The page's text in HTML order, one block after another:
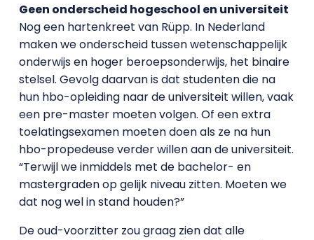
Geen onderscheid hogeschool en universiteit
Nog een hartenkreet van Rüpp. In Nederland
maken we onderscheid tussen wetenschappelijk
onderwijs en hoger beroepsonderwijs, het binaire
stelsel. Gevolg daarvan is dat studenten die na
hun hbo-opleiding naar de universiteit willen, vaak
een pre-master moeten volgen. Of een extra
toelatingsexamen moeten doen als ze na hun
hbo-propedeuse verder willen aan de universiteit.
“Terwijl we inmiddels met de bachelor- en
mastergraden op gelijk niveau zitten. Moeten we
dat nog wel in stand houden?”
De oud-voorzitter zou graag zien dat alle